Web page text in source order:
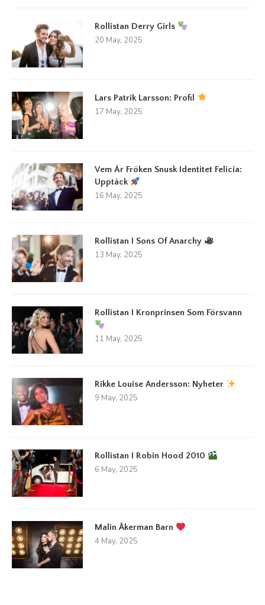
Rollistan Derry Girls
20 May, 2025
Lars Patrik Larsson: Profil
17 May, 2025
Vem Är Fröken Snusk Identitet Felicia:
Upptäck
16 May, 2025
Rollistan I Sons Of Anarchy
13 May, 2025
Rollistan I Kronprinsen Som Försvann
11 May, 2025
Rikke Louise Andersson: Nyheter
9 May, 2025
Rollistan I Robin Hood 2010
6 May, 2025
Malin Åkerman Barn
4 May, 2025